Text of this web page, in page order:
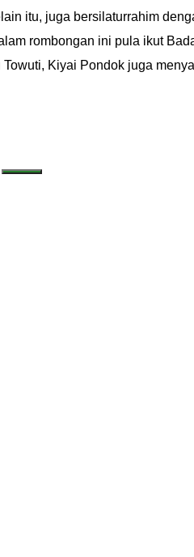
itu, juga bersilaturrahim
rombongan ini pula ikut
Kiyai Pondok juga